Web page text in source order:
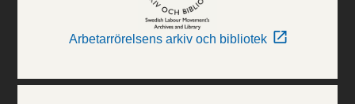
Arbetarrörelsens arkiv och bibliotek